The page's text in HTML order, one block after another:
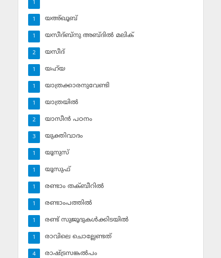
1
യഅ്ഖൂബ്‌
1
യസീദ്ബ്‌നു അബ്ദില്‍ മലിക്‌
1
യസീദ്‌
2
യഹ്‌യ
1
യാത്രക്കാരനുവേണ്ടി
1
യാത്രയില്‍
1
യാസീന്‍ പഠനം
2
യുക്തിവാദം
3
യൂനുസ്‌
1
യൂസുഫ്‌
1
രണ്ടാം തക്ബീറില്‍
1
രണ്ടാംപത്തില്‍
1
രണ്ട് സുജൂദുകള്‍ക്കിടയില്‍
1
രാവിലെ ചൊല്ലേണ്ടത്
1
രാഷ്ട്രസങ്കല്‍പം
4